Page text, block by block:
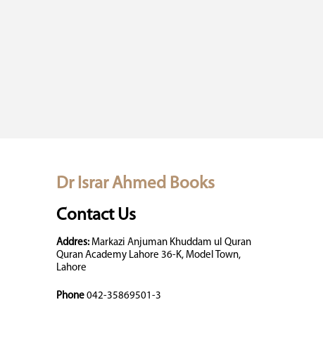
Dr Israr Ahmed Books
Contact Us
Addres:Markazi Anjuman Khuddam ul Quran
Quran Academy Lahore 36-K, Model Town,
Lahore
Phone 042-35869501-3